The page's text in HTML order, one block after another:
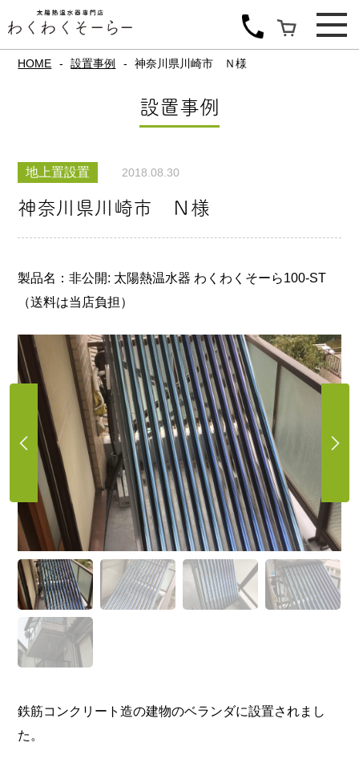
HOME 設置事例 神奈川県川崎市 Ｎ様
設置事例
地上置設置 2018.08.30
神奈川県川崎市 Ｎ様
製品名：非公開: 太陽熱温水器 わくわくそーら100-ST
（送料は当店負担）
鉄筋コンクリート造の建物のベランダに設置されまし
た。